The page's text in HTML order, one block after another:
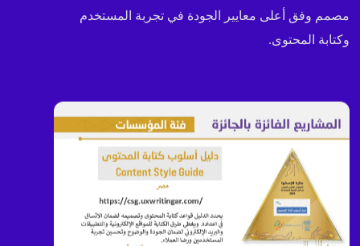
مصمم وفق أعلى معايير الجودة في تجربة المستخدم
وكتابة المحتوى.